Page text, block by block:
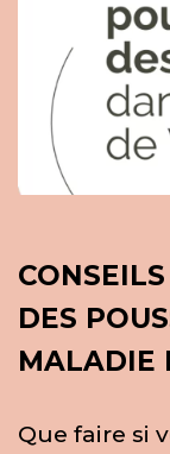
DES
MALADIE
Que faire si